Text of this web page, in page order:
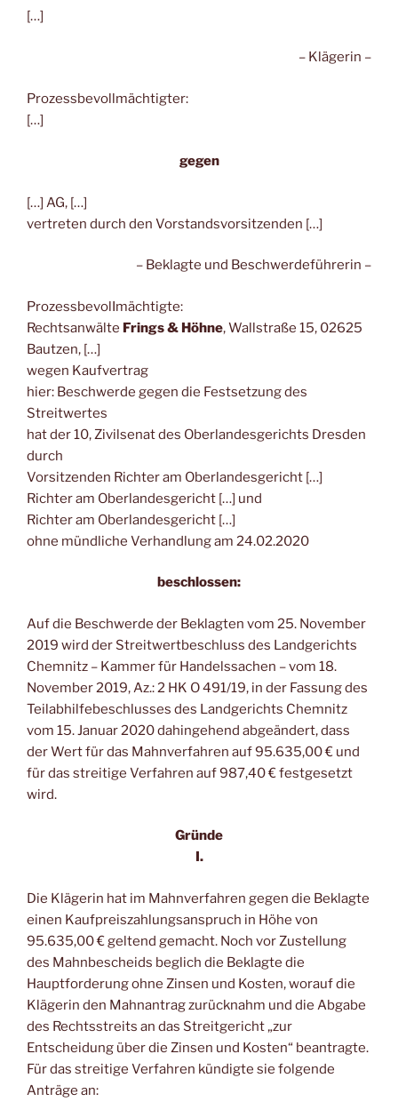
[…]
– Klägerin –
Prozessbevollmächtigter:
[…]
gegen
[…] AG, […]
vertreten durch den Vorstandsvorsitzenden […]
– Beklagte und Beschwerdeführerin –
ProzessbevolImächtigte:
Rechtsanwälte Frings & Höhne, Wallstraße 15, 02625
Bautzen, […]
wegen Kaufvertrag
hier: Beschwerde gegen die Festsetzung des
Streitwertes
hat der 10, Zivilsenat des Oberlandesgerichts Dresden
durch
Vorsitzenden Richter am Oberlandesgericht […]
Richter am Oberlandesgericht […] und
Richter am Oberlandesgericht […]
ohne mündliche Verhandlung am 24.02.2020
beschlossen:
Auf die Beschwerde der Beklagten vom 25. November
2019 wird der Streitwertbeschluss des Landgerichts
Chemnitz – Kammer für Handelssachen – vom 18.
November 2019, Az.: 2 HK O 491/19, in der Fassung des
Teilabhilfebeschlusses des Landgerichts Chemnitz
vom 15. Januar 2020 dahingehend abgeändert, dass
der Wert für das Mahnverfahren auf 95.635,00 € und
für das streitige Verfahren auf 987,40 € festgesetzt
wird.
Gründe
I.
Die Klägerin hat im Mahnverfahren gegen die Beklagte
einen Kaufpreiszahlungsanspruch in Höhe von
95.635,00 € geltend gemacht. Noch vor Zustellung
des Mahnbescheids beglich die Beklagte die
Hauptforderung ohne Zinsen und Kosten, worauf die
Klägerin den Mahnantrag zurücknahm und die Abgabe
des Rechtsstreits an das Streitgericht „zur
Entscheidung über die Zinsen und Kosten“ beantragte.
Für das streitige Verfahren kündigte sie folgende
Anträge an: